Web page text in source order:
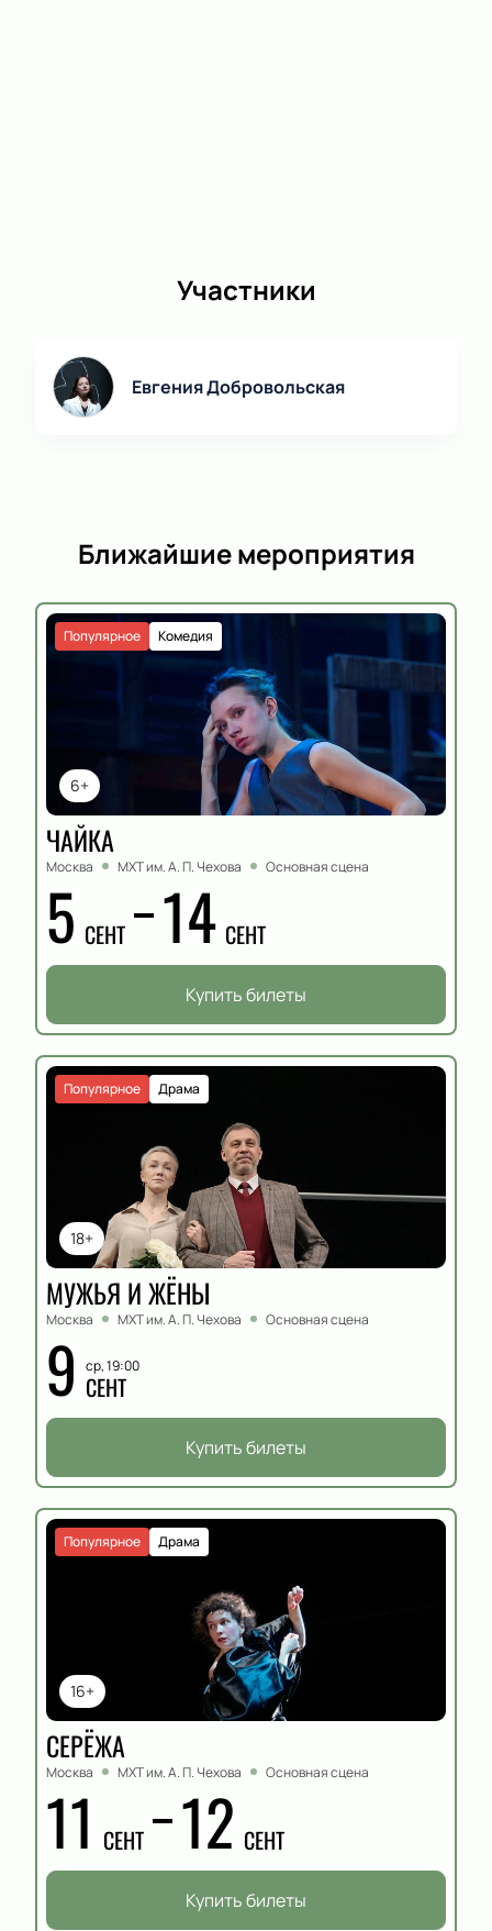
Участники
Евгения Добровольская
Ближайшие мероприятия
6+
Комедия
Популярное
ЧАЙКА
Москва МХТ им. А. П. Чехова Основная сцена
5 СЕНТ 14 СЕНТ
Купить билеты
18+
Драма
Популярное
МУЖЬЯ И ЖЁНЫ
Москва МХТ им. А. П. Чехова Основная сцена
9 ср, 19:00
СЕНТ
Купить билеты
16+
Драма
Популярное
СЕРЁЖА
Москва МХТ им. А. П. Чехова Основная сцена
11 СЕНТ 12 СЕНТ
Купить билеты